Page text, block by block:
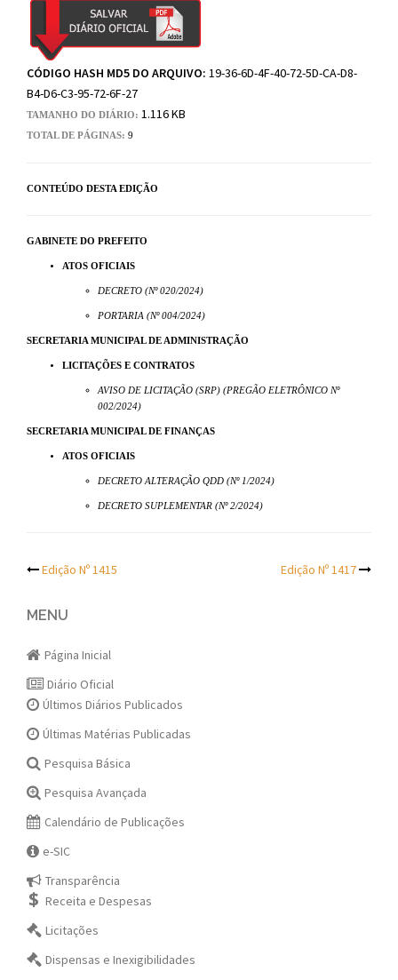
CÓDIGO HASH MD5 DO ARQUIVO: 19-36-6D-4F-40-72-5D-CA-D8-
B4-D6-C3-95-72-6F-27
TAMANHO DO DIÁRIO: 1.116 KB
TOTAL DE PÁGINAS: 9
CONTEÚDO DESTA EDIÇÃO
GABINETE DO PREFEITO
ATOS OFICIAIS
DECRETO (Nº 020/2024)
PORTARIA (Nº 004/2024)
SECRETARIA MUNICIPAL DE ADMINISTRAÇÃO
LICITAÇÕES E CONTRATOS
AVISO DE LICITAÇÃO (SRP) (PREGÃO ELETRÔNICO Nº
002/2024)
SECRETARIA MUNICIPAL DE FINANÇAS
ATOS OFICIAIS
DECRETO ALTERAÇÃO QDD (Nº 1/2024)
DECRETO SUPLEMENTAR (Nº 2/2024)
Post
navigation
Edição Nº 1415 Edição Nº 1417
MENU
Página Inicial
Diário Oficial
Últimos Diários Publicados
Últimas Matérias Publicadas
Pesquisa Básica
Pesquisa Avançada
Calendário de Publicações
e-SIC
Transparência
Receita e Despesas
Licitações
Dispensas e Inexigibilidades